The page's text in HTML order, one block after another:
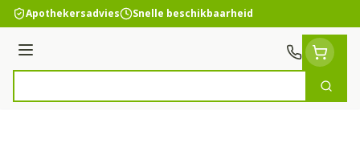
Ga naar de inhoud
Apothekersadvies Snelle beschikbaarheid
Menu
Zoek